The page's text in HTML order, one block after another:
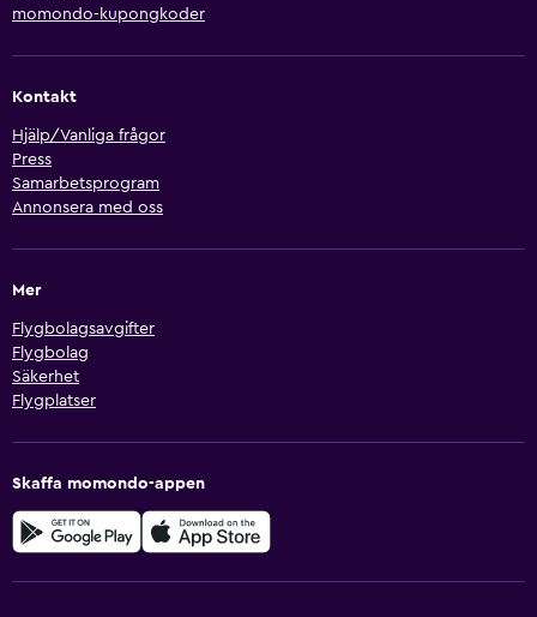
momondo-kupongkoder
Kontakt
Hjälp/Vanliga frågor
Press
Samarbetsprogram
Annonsera med oss
Mer
Flygbolagsavgifter
Flygbolag
Säkerhet
Flygplatser
Skaffa momondo-appen